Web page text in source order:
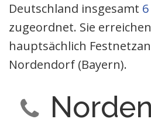
Deutschland insgesamt
zugeordnet. Sie
hauptsächlich
Nordendorf (Bayern).